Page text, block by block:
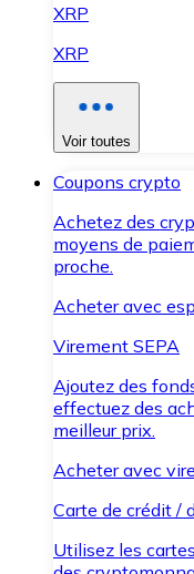
XRP
XRP
Voir toutes
Coupons crypto
Achetez des
moyens de
proche.
Acheter avec
Virement SEPA
Ajoutez des
effectuez des
meilleur prix.
Acheter avec
Carte de crédit /
Utilisez les